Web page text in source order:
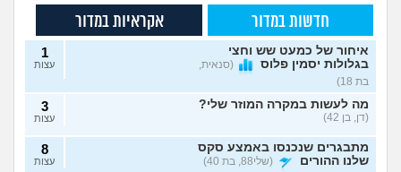
חדשות במדור אקראיות במדור
איחור של כמעט שש וחצי
בגלולות יסמין פלוס
(סנאית,
בת 18)
1
עצות
מה לעשות במקרה המוזר שלי?
(דן, בן 42)
3
עצות
מתבגרים שנכנסו באמצע סקס
שלנו ההורים
(שלי88, בת 40)
8
עצות